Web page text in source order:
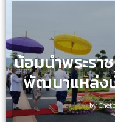
น้อมนำพระร
พัฒนาแหล่ง
by